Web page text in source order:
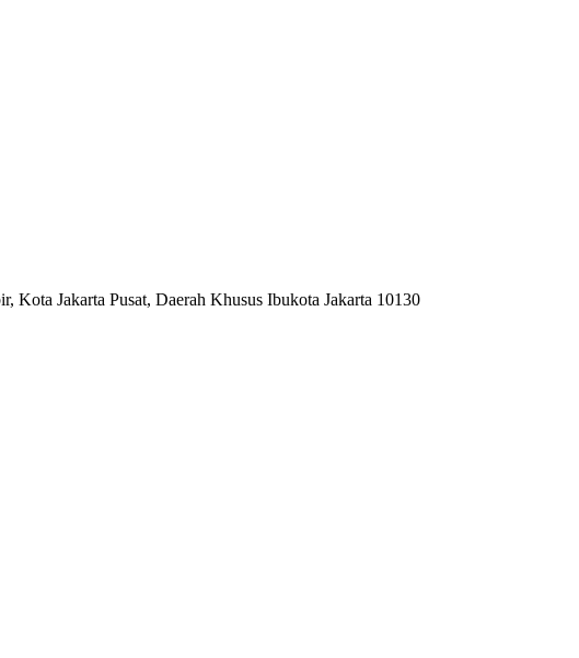
Kota Jakarta Pusat, Daerah Khusus Ibukota Jakarta 10130